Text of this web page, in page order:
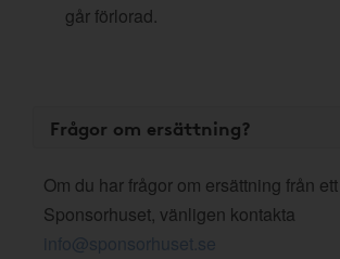
går förlorad.
Frågor om ersättning?
Om du har frågor om ersättning från
Sponsorhuset, vänligen kontakta
info@sponsorhuset.se